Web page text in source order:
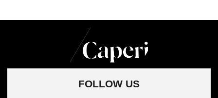
FOLLOW US